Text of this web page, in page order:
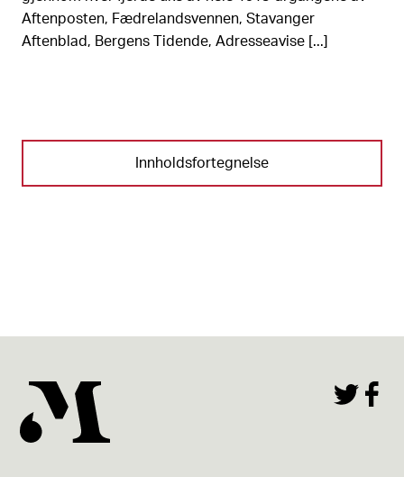
Aftenposten, Fædrelandsvennen, Stavanger
Aftenblad, Bergens Tidende, Adresseavise [...]
Innholdsfortegnelse